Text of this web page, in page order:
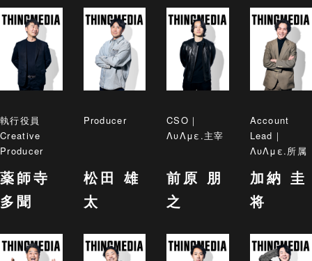
執行役員
Creative
Producer
薬師寺
多聞
Producer
松田 雄
太
CSO｜
ΛυΛμε.主宰
前原 朋
之
Account
Lead｜
ΛυΛμε.所属
加納 圭
将